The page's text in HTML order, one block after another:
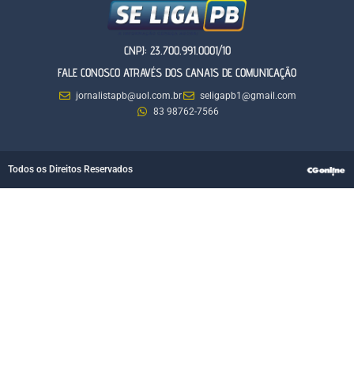
CNPJ: 23.700.991.0001/10
FALE CONOSCO ATRAVÉS DOS CANAIS DE COMUNICAÇÃO
jornalistapb@uol.com.br
seligapb1@gmail.com
83 98762-7566
Todos os Direitos Reservados